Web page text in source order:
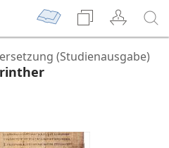
(Studienausgabe)